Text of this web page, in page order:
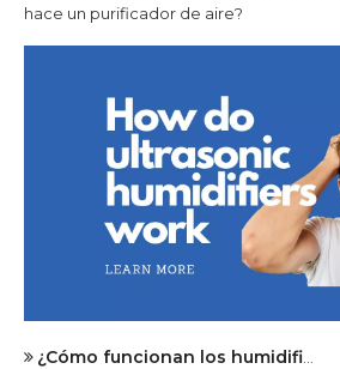
hace un purificador de aire?
¿Cómo funcionan los humidificadores ultrasónicos?